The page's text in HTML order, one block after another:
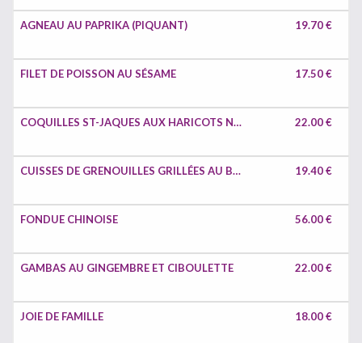
AGNEAU AU PAPRIKA (PIQUANT) 19.70 €
FILET DE POISSON AU SÉSAME 17.50 €
COQUILLES ST-JAQUES AUX HARICOTS NOIRS 22.00 €
CUISSES DE GRENOUILLES GRILLÉES AU BEURRE ET L'AIL 19.40 €
FONDUE CHINOISE 56.00 €
GAMBAS AU GINGEMBRE ET CIBOULETTE 22.00 €
JOIE DE FAMILLE 18.00 €